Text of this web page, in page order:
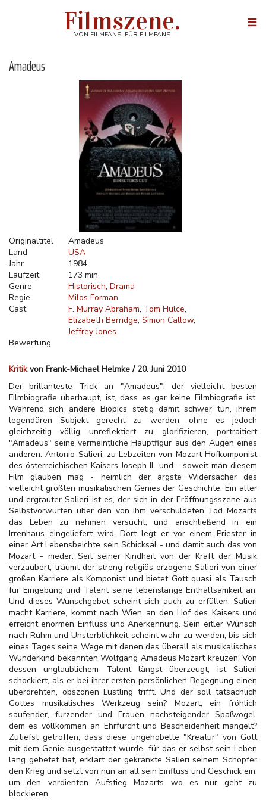
Filmszene.
VON FILMFANS, FÜR FILMFANS
Amadeus
Originaltitel
Amadeus
Land
USA
Jahr
1984
Laufzeit
173 min
Genre
Historisch Drama
Regie
Milos Forman
Cast
F. Murray Abraham Tom Hulce
Elizabeth Berridge Simon Callow
Jeffrey Jones
Bewertung
Kritikvon Frank-Michael Helmke / 20. Juni 2010
Der brillanteste Trick an "Amadeus", der vielleicht besten
Filmbiografie überhaupt, ist, dass es gar keine Filmbiografie ist.
Während sich andere Biopics stetig damit schwer tun, ihrem
legendären Subjekt gerecht zu werden, ohne es jedoch
gleichzeitig völlig unreflektiert zu glorifizieren, portraitiert
"Amadeus" seine vermeintliche Hauptfigur aus den Augen eines
anderen: Antonio Salieri, zu Lebzeiten von Mozart Hofkomponist
des österreichischen Kaisers Joseph II., und - soweit man diesem
Film glauben mag - heimlich der ärgste Widersacher des
vielleicht größten musikalischen Genies der Geschichte. Ein alter
und ergrauter Salieri ist es, der sich in der Eröffnungsszene aus
Selbstvorwürfen über den von ihm verschuldeten Tod Mozarts
das Leben zu nehmen versucht, und anschließend in ein
Irrenhaus eingeliefert wird. Dort legt er vor einem Priester in
einer Art Lebensbeichte sein Schicksal - und damit auch das von
Mozart - nieder: Seit seiner Kindheit von der Kraft der Musik
verzaubert, träumt der streng religiös erzogene Salieri von einer
großen Karriere als Komponist und bietet Gott quasi als Tausch
für Eingebung und Talent seine lebenslange Enthaltsamkeit an.
Und dieses Wunschgebet scheint sich auch zu erfüllen: Salieri
macht Karriere, kommt nach Wien an den Hof des Kaisers und
erreicht enormen Einfluss und Anerkennung. Sein eitler Wunsch
nach Ruhm und Unsterblichkeit scheint wahr zu werden, bis sich
eines Tages seine Wege mit denen des überall als musikalisches
Wunderkind bekannten Wolfgang Amadeus Mozart kreuzen: Von
dessen unglaublichem Talent längst überzeugt, ist Salieri
schockiert, als er bei ihrer ersten persönlichen Begegnung einen
überdrehten, obszönen Lüstling trifft. Und der soll tatsächlich
Gottes musikalisches Werkzeug sein? Mozart, ein fröhlich
saufender, furzender und Frauen nachsteigender Spaßvogel,
dem es vollkommen an Ehrfurcht und Bescheidenheit mangelt?
Zutiefst getroffen, dass diese ungehobelte "Kreatur" von Gott
mit dem Genie ausgestattet wurde, für das er selbst sein Leben
lang gebetet hat, erklärt der gekränkte Salieri seinem Schöpfer
den Krieg und setzt von nun an all sein Einfluss und Geschick ein,
um den verdienten Aufstieg Mozarts wo es nur geht zu
blockieren.